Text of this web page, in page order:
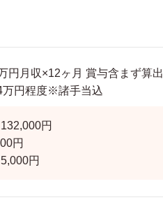
円月収×12ヶ月 賞与含まず算出
万円程度※諸手当込
円
円
円